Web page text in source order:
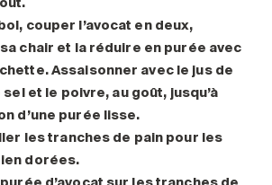
couper l’avocat en deux,
chair et la réduire en purée avec
Assaisonner avec le jus de
et le poivre, au goût, jusqu’à
d’une purée lisse.
les tranches de pain pour les
dorées.